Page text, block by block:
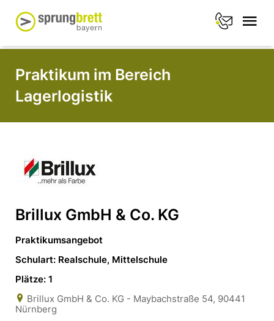
Praktikum im Bereich
Lagerlogistik
Brillux GmbH & Co. KG
Praktikumsangebot
Schulart: Realschule, Mittelschule
Plätze: 1
Brillux GmbH & Co. KG - Maybachstraße 54, 90441
Nürnberg